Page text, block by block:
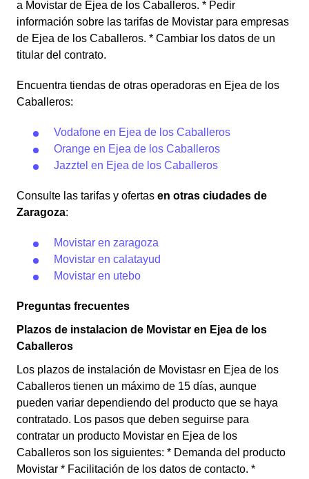
a Movistar de Ejea de los Caballeros. * Pedir
información sobre las tarifas de Movistar para empresas
de Ejea de los Caballeros. * Cambiar los datos de un
titular del contrato.
Encuentra tiendas de otras operadoras en Ejea de los
Caballeros:
Vodafone en Ejea de los Caballeros
Orange en Ejea de los Caballeros
Jazztel en Ejea de los Caballeros
Consulte las tarifas y ofertas en otras ciudades de
Zaragoza:
Movistar en zaragoza
Movistar en calatayud
Movistar en utebo
Preguntas frecuentes
Plazos de instalacion de Movistar en Ejea de los
Caballeros
Los plazos de instalación de Movistasr en Ejea de los
Caballeros tienen un máximo de 15 días, aunque
pueden variar dependiendo del producto que se haya
contratado. Los pasos que deben seguirse para
contratar un producto Movistar en Ejea de los
Caballeros son los siguientes: * Demanda del producto
Movistar * Facilitación de los datos de contacto. *